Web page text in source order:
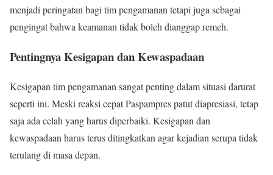
menjadi peringatan bagi tim pengamanan tetapi juga sebagai
pengingat bahwa keamanan tidak boleh dianggap remeh.
Pentingnya Kesigapan dan Kewaspadaan
Kesigapan tim pengamanan sangat penting dalam situasi darurat
seperti ini. Meski reaksi cepat Paspampres patut diapresiasi, tetap
saja ada celah yang harus diperbaiki. Kesigapan dan
kewaspadaan harus terus ditingkatkan agar kejadian serupa tidak
terulang di masa depan.